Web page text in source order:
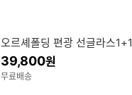
오르셰폴딩 편광 선글라스1+1
39,800원
무료배송